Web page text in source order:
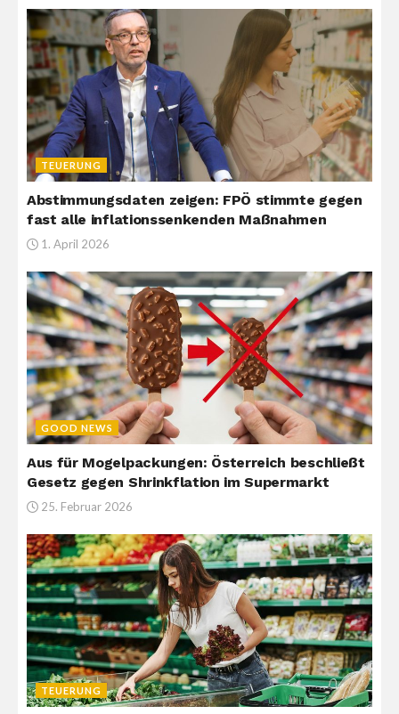
TEUERUNG
Abstimmungsdaten zeigen: FPÖ stimmte gegen
fast alle inflationssenkenden Maßnahmen
1. April 2026
GOOD NEWS
Aus für Mogelpackungen: Österreich beschließt
Gesetz gegen Shrinkflation im Supermarkt
25. Februar 2026
TEUERUNG